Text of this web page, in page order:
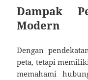
Dampak
Modern
Dengan
peta, tetapi
memahami